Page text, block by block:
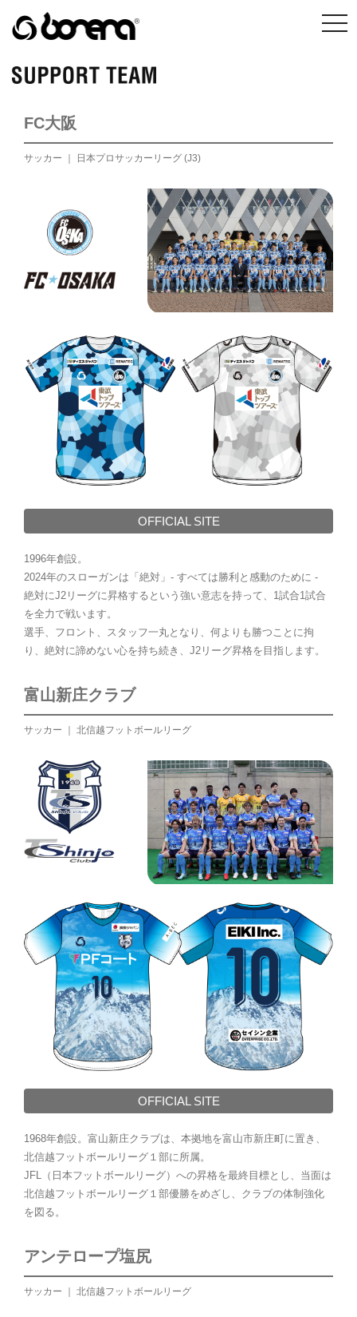
メ
ニ
FC大阪
サッカー ｜ 日本プロサッカーリーグ (J3)
OFFICIAL SITE
1996年創設。
2024年のスローガンは「絶対」- すべては勝利と感動のために -
絶対にJ2リーグに昇格するという強い意志を持って、1試合1試合
を全力で戦います。
選手、フロント、スタッフ一丸となり、何よりも勝つことに拘
り、絶対に諦めない心を持ち続き、J2リーグ昇格を目指します。
富山新庄クラブ
サッカー ｜ 北信越フットボールリーグ
OFFICIAL SITE
1968年創設。富山新庄クラブは、本拠地を富山市新庄町に置き、
北信越フットボールリーグ１部に所属。
JFL（日本フットボールリーグ）への昇格を最終目標とし、当面は
北信越フットボールリーグ１部優勝をめざし、クラブの体制強化
を図る。
アンテロープ塩尻
サッカー ｜ 北信越フットボールリーグ